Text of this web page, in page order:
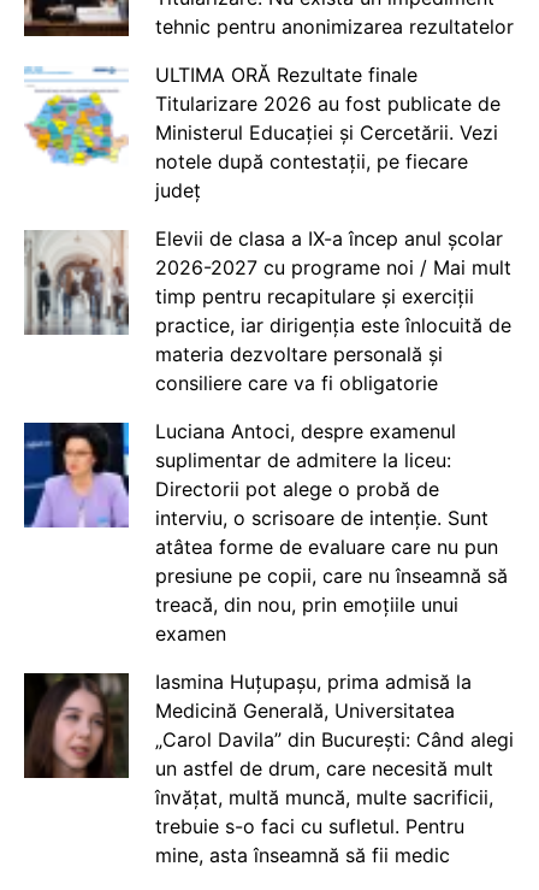
tehnic pentru anonimizarea rezultatelor
ULTIMA ORĂ Rezultate finale
Titularizare 2026 au fost publicate de
Ministerul Educației și Cercetării. Vezi
notele după contestații, pe fiecare
județ
Elevii de clasa a IX-a încep anul școlar
2026-2027 cu programe noi / Mai mult
timp pentru recapitulare și exerciții
practice, iar dirigenția este înlocuită de
materia dezvoltare personală și
consiliere care va fi obligatorie
Luciana Antoci, despre examenul
suplimentar de admitere la liceu:
Directorii pot alege o probă de
interviu, o scrisoare de intenție. Sunt
atâtea forme de evaluare care nu pun
presiune pe copii, care nu înseamnă să
treacă, din nou, prin emoțiile unui
examen
Iasmina Huțupașu, prima admisă la
Medicină Generală, Universitatea
„Carol Davila” din București: Când alegi
un astfel de drum, care necesită mult
învățat, multă muncă, multe sacrificii,
trebuie s-o faci cu sufletul. Pentru
mine, asta înseamnă să fii medic